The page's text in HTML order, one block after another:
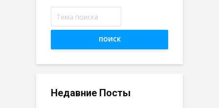
ПОИСК
Недавние Посты